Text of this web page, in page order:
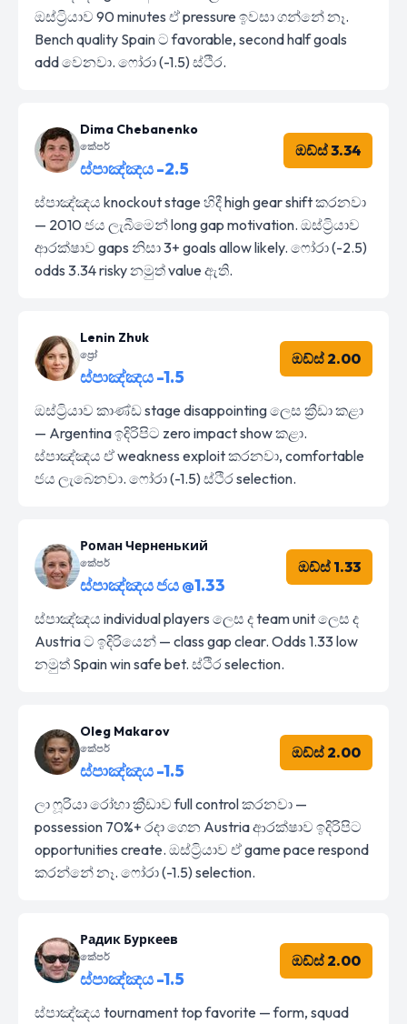
ඔස්ට්‍රියාව 90 minutes ඒ pressure ඉවසා ගන්නේ නෑ.
Bench quality Spain ට favorable, second half goals
add වෙනවා. ෆෝරා (-1.5) ස්ථිර.
Dima Chebanenko
කේපර්
ස්පාඤ්ඤය -2.5
ඔඩ්ස් 3.34
ස්පාඤ්ඤය knockout stage හිදී high gear shift කරනවා
— 2010 ජය ලැබීමෙන් long gap motivation. ඔස්ට්‍රියාව
ආරක්ෂාව gaps නිසා 3+ goals allow likely. ෆෝරා (-2.5)
odds 3.34 risky නමුත් value ඇති.
Lenin Zhuk
ප්‍රෝ
ස්පාඤ්ඤය -1.5
ඔඩ්ස් 2.00
ඔස්ට්‍රියාව කාණ්ඩ stage disappointing ලෙස ක්‍රීඩා කළා
— Argentina ඉදිරිපිට zero impact show කළා.
ස්පාඤ්ඤය ඒ weakness exploit කරනවා, comfortable
ජය ලැබෙනවා. ෆෝරා (-1.5) ස්ථිර selection.
Роман Черненький
කේපර්
ස්පාඤ්ඤය ජය @1.33
ඔඩ්ස් 1.33
ස්පාඤ්ඤය individual players ලෙස ද team unit ලෙස ද
Austria ට ඉදිරියෙන් — class gap clear. Odds 1.33 low
නමුත් Spain win safe bet. ස්ථිර selection.
Oleg Makarov
කේපර්
ස්පාඤ්ඤය -1.5
ඔඩ්ස් 2.00
ලා ෆූරියා රෝහා ක්‍රීඩාව full control කරනවා —
possession 70%+ රදා ගෙන Austria ආරක්ෂාව ඉදිරිපිට
opportunities create. ඔස්ට්‍රියාව ඒ game pace respond
කරන්නේ නෑ. ෆෝරා (-1.5) selection.
Радик Буркеев
කේපර්
ස්පාඤ්ඤය -1.5
ඔඩ්ස් 2.00
ස්පාඤ්ඤය tournament top favorite — form, squad